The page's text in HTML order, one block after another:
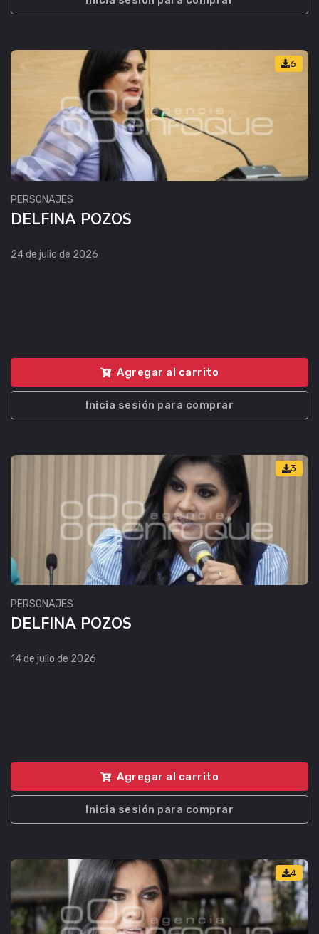
6
PERSONAJES
DELFINA POZOS
24 de julio de 2026
Agregar al carrito
Inicia sesión para comprar
3
PERSONAJES
DELFINA POZOS
14 de julio de 2026
Agregar al carrito
Inicia sesión para comprar
4